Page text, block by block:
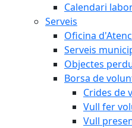
Calendari
Serveis
Oficina
Serveis
Objectes
Borsa de
Crides de
Vull fer
Vull